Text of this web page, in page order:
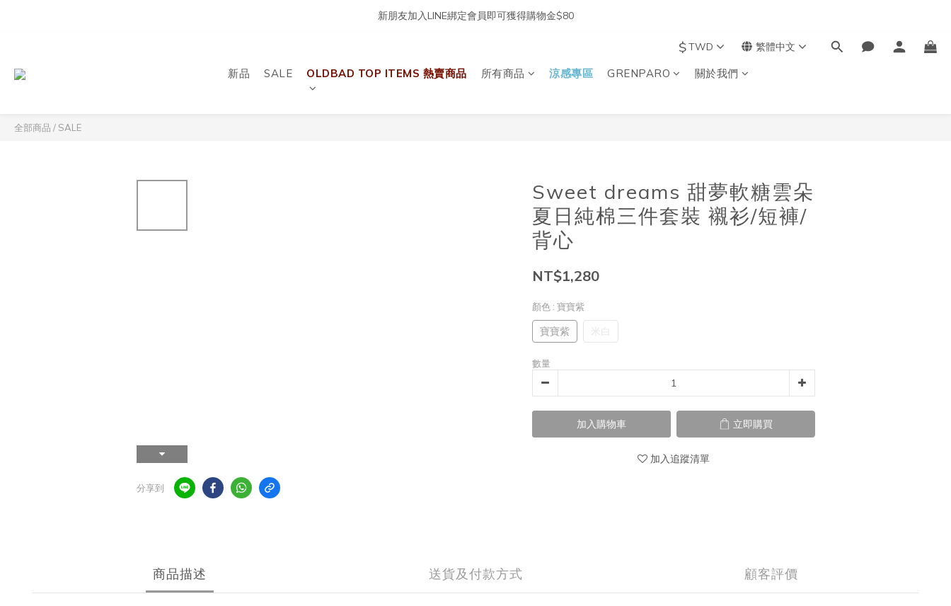
新朋友加入LINE綁定會員即可獲得購物金$80
$TWD 繁體中文
新品 SALE OLDBAD TOP ITEMS 熱賣商品 所有商品 涼感專區 GRENPARO 關於我們
全部商品 / SALE
分享到
Sweet dreams 甜夢軟糖雲朵
夏日純棉三件套裝 襯衫/短褲/
背心
NT$1,280
顏色 : 寶寶紫
寶寶紫 米白
數量
加入購物車 立即購買
加入追蹤清單
商品描述 送貨及付款方式 顧客評價